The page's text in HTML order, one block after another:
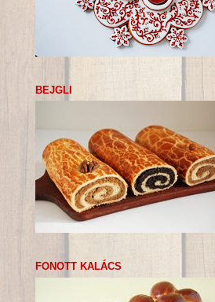
BEJGLI
FONOTT KALÁCS